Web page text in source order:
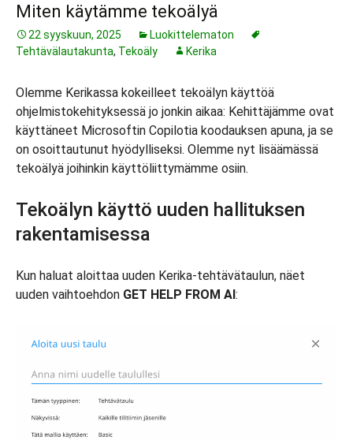
Miten käytämme tekoälyä
22 syyskuun, 2025
Luokittelematon
Tehtävälautakunta, Tekoäly Kerika
Olemme Kerikassa kokeilleet tekoälyn käyttöä
ohjelmistokehityksessä jo jonkin aikaa: Kehittäjämme ovat
käyttäneet Microsoftin Copilotia koodauksen apuna, ja se
on osoittautunut hyödylliseksi. Olemme nyt lisäämässä
tekoälyä joihinkin käyttöliittymämme osiin.
Tekoälyn käyttö uuden hallituksen
rakentamisessa
Kun haluat aloittaa uuden Kerika-tehtävätaulun, näet
uuden vaihtoehdon GET HELP FROM AI: